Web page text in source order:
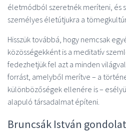
életmódból szeretnék meríteni, és
személyes életútjukra a
Hisszük továbbá, hogy nemcsak
közösségekként is a meditatív
fedezhetjük fel azt a minden
forrást, amelyből merítve – a
különbözőségek ellenére is –
alapuló társadalmat építeni.
Bruncsák István